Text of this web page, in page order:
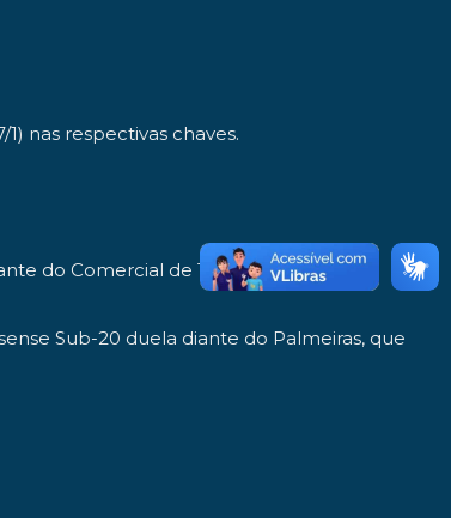
nas respectivas chaves.
do Comercial de Tietê (SP).
Sub-20 duela diante do Palmeiras, que